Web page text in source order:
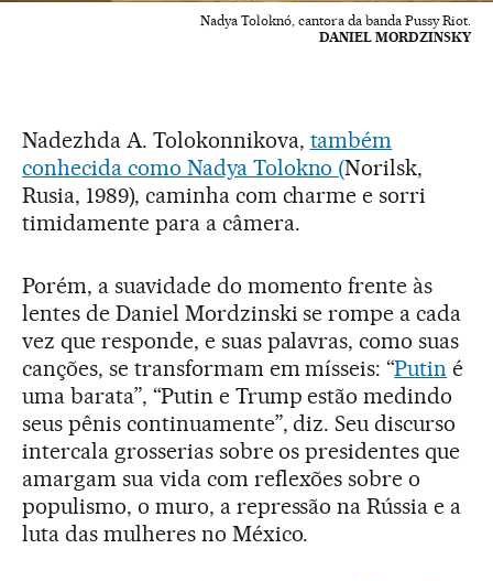
Nadya Toloknó, cantora da banda Pussy Riot.
DANIEL MORDZINSKY
Nadezhda A. Tolokonnikova, também
conhecida como Nadya Tolokno (Norilsk,
Rusia, 1989), caminha com charme e sorri
timidamente para a câmera.
Porém, a suavidade do momento frente às
lentes de Daniel Mordzinski se rompe a cada
vez que responde, e suas palavras, como suas
canções, se transformam em mísseis: “Putin é
uma barata”, “Putin e Trump estão medindo
seus pênis continuamente”, diz. Seu discurso
intercala grosserias sobre os presidentes que
amargam sua vida com reflexões sobre o
populismo, o muro, a repressão na Rússia e a
luta das mulheres no México.